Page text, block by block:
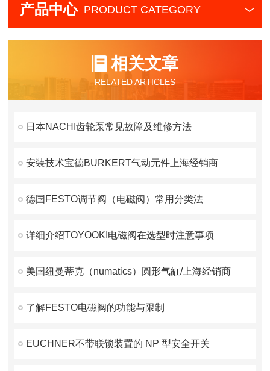
产品中心 PRODUCT CATEGORY
相关文章
RELATED ARTICLES
日本NACHI齿轮泵常见故障及维修方法
安装技术宝德BURKERT气动元件上海经销商
德国FESTO调节阀（电磁阀）常用分类法
详细介绍TOYOOKI电磁阀在选型时注意事项
美国纽曼蒂克（numatics）圆形气缸/上海经销商
了解FESTO电磁阀的功能与限制
EUCHNER不带联锁装置的 NP 型安全开关